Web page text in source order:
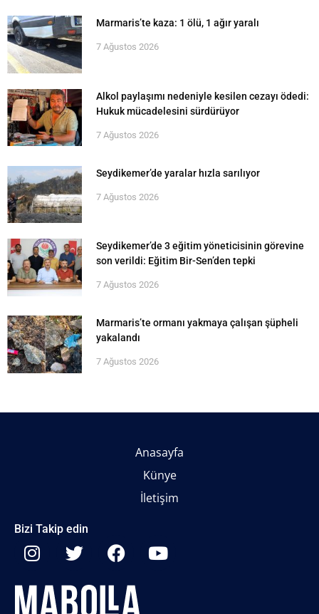
Marmaris’te kaza: 1 ölü, 1 ağır yaralı
7 Ağustos 2026
Alkol paylaşımı nedeniyle kesilen cezayı ödedi:
Hukuk mücadelesini sürdürüyor
7 Ağustos 2026
Seydikemer’de yaralar hızla sarılıyor
7 Ağustos 2026
Seydikemer’de 3 eğitim yöneticisinin görevine
son verildi: Eğitim Bir-Sen’den tepki
7 Ağustos 2026
Marmaris’te ormanı yakmaya çalışan şüpheli
yakalandı
7 Ağustos 2026
Anasayfa
Künye
İletişim
Bizi Takip edin